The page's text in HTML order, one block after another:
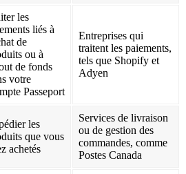
les
liés à
de
ou à
de fonds
votre
Passeport
Entreprises qui
traitent les paiements,
tels que Shopify et
Adyen
les
que vous
achetés
Services de livraison
ou de gestion des
commandes, comme
Postes Canada